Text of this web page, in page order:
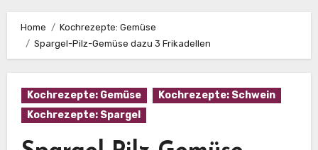
Home
Kochrezepte: Gemüse
Spargel-Pilz-Gemüse dazu 3 Frikadellen
Kochrezepte: Gemüse
Kochrezepte: Schwein
Kochrezepte: Spargel